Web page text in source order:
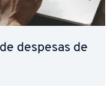
despesas de